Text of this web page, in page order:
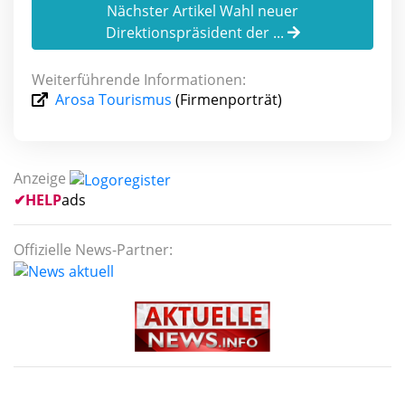
Nächster Artikel Wahl neuer
Direktionspräsident der ...
Weiterführende Informationen:
Arosa Tourismus (Firmenporträt)
Anzeige
✔HELPads
Offizielle News-Partner: